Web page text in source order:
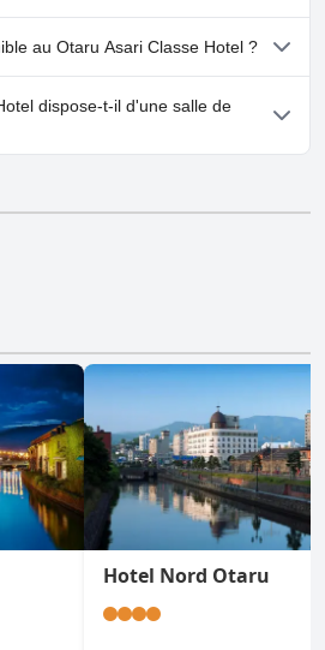
n'accepte pas les chiens.
au Otaru Asari Classe Hotel ?
à Otaru Asari Classe Hotel.
dispose-t-il d'une salle de
Hotel Nord Otaru